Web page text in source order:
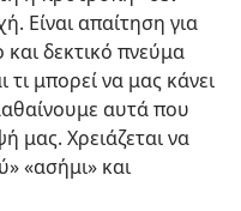
Είναι απαίτηση για
δεκτικό πνεύμα
τι μπορεί να μας κάνει
αυτά που
μας. Χρειάζεται να
«ασήμι» και